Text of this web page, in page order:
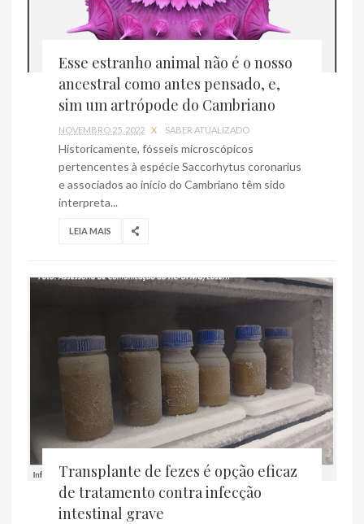
Esse estranho animal não é o nosso
ancestral como antes pensado, e,
sim um artrópode do Cambriano
NOVEMBRO 25, 2022 X SABER ATUALIZADO
Historicamente, fósseis microscópicos
pertencentes à espécie Saccorhytus coronarius
e associados ao início do Cambriano têm sido
interpreta...
LEIA MAIS
Transplante de fezes é opção eficaz
de tratamento contra infecção
intestinal grave